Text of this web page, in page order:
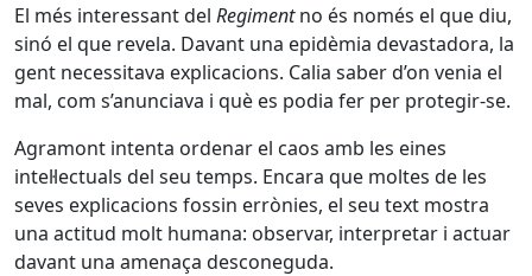
El més interessant del Regimentno és només el que diu,
sinó el que revela. Davant una epidèmia devastadora, la
gent necessitava explicacions. Calia saber d’on venia el
mal, com s’anunciava i què es podia fer per protegir-se.
Agramont intenta ordenar el caos amb les eines
intel·lectuals del seu temps. Encara que moltes de les
seves explicacions fossin errònies, el seu text mostra
una actitud molt humana: observar, interpretar i actuar
davant una amenaça desconeguda.